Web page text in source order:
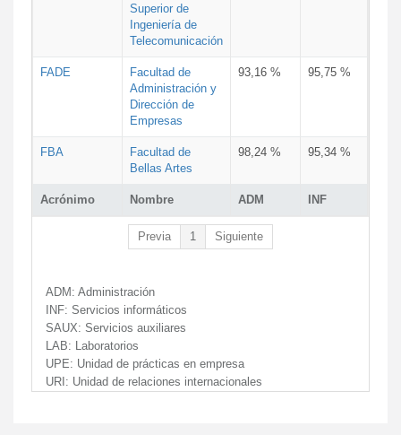
Acrónimo Nombre ADM INF
Superior de
Ingeniería de
Telecomunicación
FADE
Facultad de
Administración y
Dirección de
Empresas
93,16 % 95,75 %
FBA
Facultad de
Bellas Artes
98,24 % 95,34 %
Previa 1 Siguiente
ADM: Administración
INF: Servicios informáticos
SAUX: Servicios auxiliares
LAB: Laboratorios
UPE: Unidad de prácticas en empresa
URI: Unidad de relaciones internacionales